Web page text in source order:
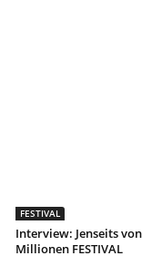
FESTIVAL
Interview: Jenseits von
Millionen FESTIVAL